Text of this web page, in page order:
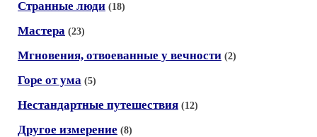
Странные люди (18)
Мастера (23)
Мгновения, отвоеванные у вечности (2)
Горе от ума (5)
Нестандартные путешествия (12)
Другое измерение (8)